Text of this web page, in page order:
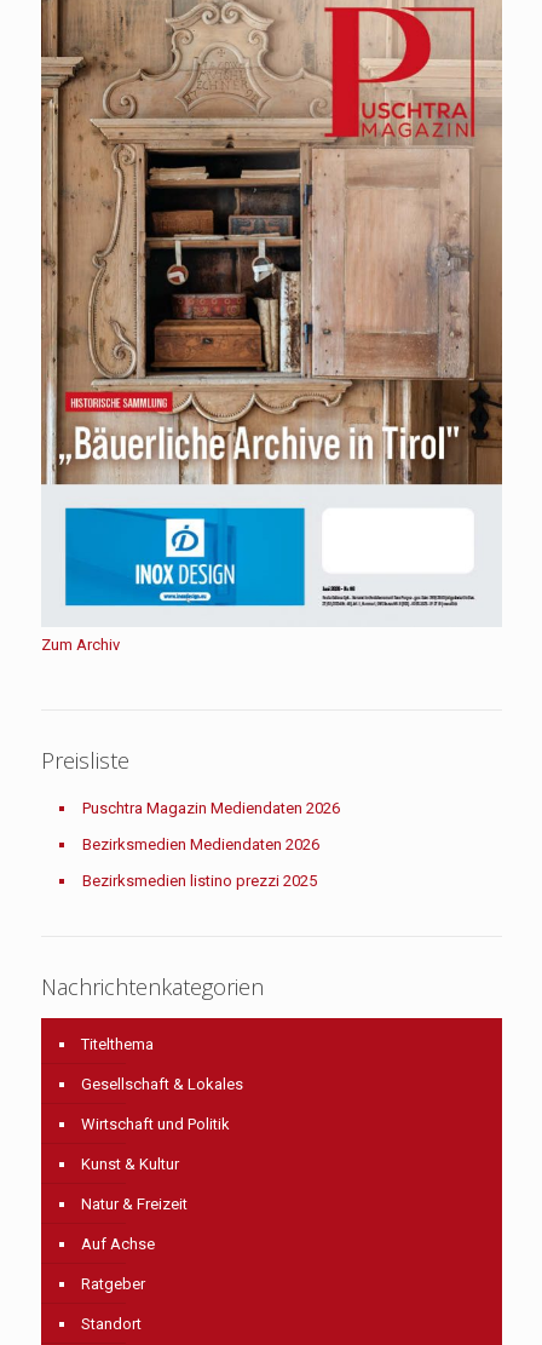
Zum Archiv
Preisliste
Puschtra Magazin Mediendaten 2026
Bezirksmedien Mediendaten 2026
Bezirksmedien listino prezzi 2025
Nachrichtenkategorien
Titelthema
Gesellschaft & Lokales
Wirtschaft und Politik
Kunst & Kultur
Natur & Freizeit
Auf Achse
Ratgeber
Standort